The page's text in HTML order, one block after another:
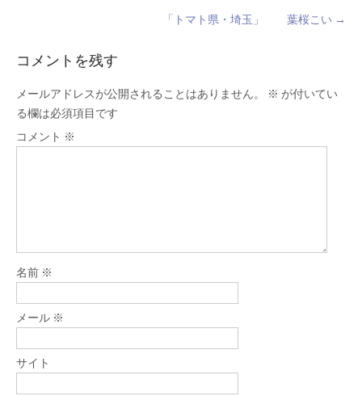
「トマト県・埼玉」 葉桜こい →
コメントを残す
メールアドレスが公開されることはありません。 ※ が付いてい
る欄は必須項目です
コメント ※
名前 ※
メール ※
サイト